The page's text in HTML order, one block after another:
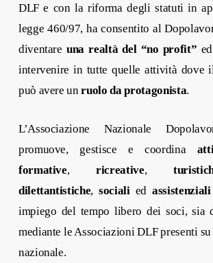
DLF e con la riforma degli statuti in
legge 460/97, ha consentito al
diventareuna realtà del “no profit”
intervenire in tutte quelle attività dove
può avere unruolo da protagonista.
L’Associazione Nazionale
promuove, gestisce e coordina
formative,ricreative,
dilettantistiche,sociali ed assistenziali
impiego del tempo libero dei soci, sia
mediante le Associazioni DLF presenti
nazionale.